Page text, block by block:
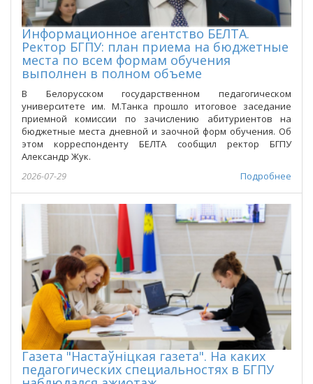
Информационное агентство БЕЛТА.
Ректор БГПУ: план приема на бюджетные
места по всем формам обучения
выполнен в полном объеме
В Белорусском государственном педагогическом
университете им. М.Танка прошло итоговое заседание
приемной комиссии по зачислению абитуриентов на
бюджетные места дневной и заочной форм обучения. Об
этом корреспонденту БЕЛТА сообщил ректор БГПУ
Александр Жук.
Подробнее
2026-07-29
Газета "Настаўніцкая газета". На каких
педагогических специальностях в БГПУ